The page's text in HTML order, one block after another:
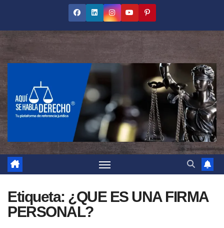
contenido
Etiqueta: ¿QUE ES UNA FIRMA
PERSONAL?